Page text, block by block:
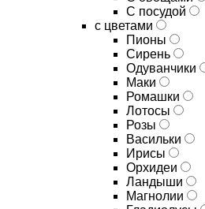
C посудой
с цветами
Пионы
Сирень
Одуванчики
Маки
Ромашки
Лотосы
Розы
Васильки
Ирисы
Орхидеи
Ландыши
Магнолии